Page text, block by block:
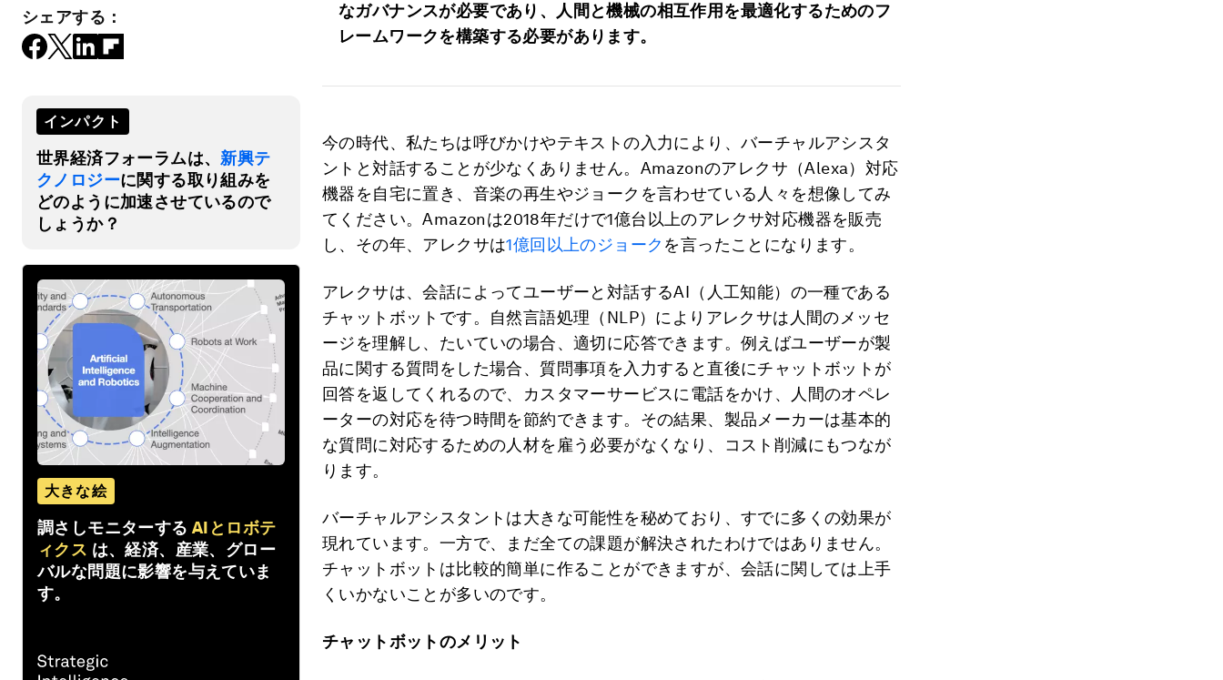
シェアする：
インパクト
世界経済フォーラムは、 新興テ
クノロジーに関する取り組みを
どのように加速させているので
しょうか？
大きな絵
調さしモニターする AIとロボテ
ィクス は、経済、産業、グロー
バルな問題に影響を与えていま
す。
なガバナンスが必要であり、人間と機械の相互作用を最適化するためのフ
レームワークを構築する必要があります。
今の時代、私たちは呼びかけやテキストの入力により、バーチャルアシスタ
ントと対話することが少なくありません。Amazonのアレクサ（Alexa）対応
機器を自宅に置き、音楽の再生やジョークを言わせている人々を想像してみ
てください。Amazonは2018年だけで1億台以上のアレクサ対応機器を販売
し、その年、アレクサは1億回以上のジョーク を言ったことになります。
アレクサは、会話によってユーザーと対話するAI（人工知能）の一種である
チャットボットです。自然言語処理（NLP）によりアレクサは人間のメッセ
ージを理解し、たいていの場合、適切に応答できます。例えばユーザーが製
品に関する質問をした場合、質問事項を入力すると直後にチャットボットが
回答を返してくれるので、カスタマーサービスに電話をかけ、人間のオペレ
ーターの対応を待つ時間を節約できます。その結果、製品メーカーは基本的
な質問に対応するための人材を雇う必要がなくなり、コスト削減にもつなが
ります。
バーチャルアシスタントは大きな可能性を秘めており、すでに多くの効果が
現れています。一方で、まだ全ての課題が解決されたわけではありません。
チャットボットは比較的簡単に作ることができますが、会話に関しては上手
くいかないことが多いのです。
チャットボットのメリット